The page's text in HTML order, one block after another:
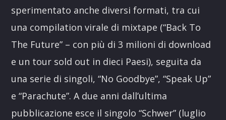
sperimentato anche diversi formati, tra cui
una compilation virale di mixtape (“Back To
The Future” – con più di 3 milioni di download
e un tour sold out in dieci Paesi), seguita da
una serie di singoli, “No Goodbye”, “Speak Up”
e “Parachute”. A due anni dall’ultima
pubblicazione esce il singolo “Schwer” (luglio